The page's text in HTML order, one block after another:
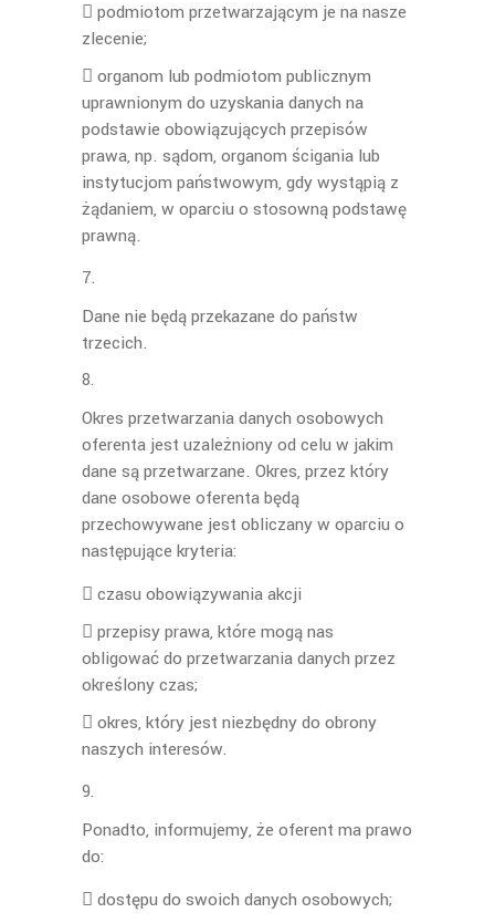
 podmiotom przetwarzającym je na nasze
zlecenie;
 organom lub podmiotom publicznym
uprawnionym do uzyskania danych na
podstawie obowiązujących przepisów
prawa, np. sądom, organom ścigania lub
instytucjom państwowym, gdy wystąpią z
żądaniem, w oparciu o stosowną podstawę
prawną.
Dane nie będą przekazane do państw
trzecich.
Okres przetwarzania danych osobowych
oferenta jest uzależniony od celu w jakim
dane są przetwarzane. Okres, przez który
dane osobowe oferenta będą
przechowywane jest obliczany w oparciu o
następujące kryteria:
 czasu obowiązywania akcji
 przepisy prawa, które mogą nas
obligować do przetwarzania danych przez
określony czas;
 okres, który jest niezbędny do obrony
naszych interesów.
Ponadto, informujemy, że oferent ma prawo
do:
 dostępu do swoich danych osobowych;